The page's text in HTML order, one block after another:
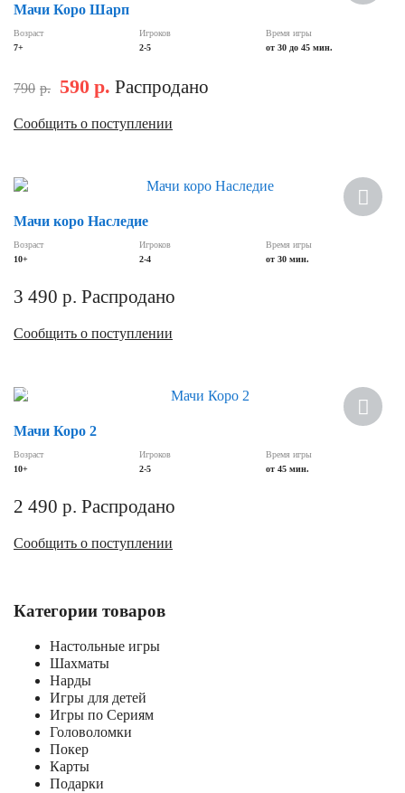
Мачи Коро Шарп
Возраст
7+
Игроков
2-5
Время игры
от 30 до 45 мин.
790 р. 590 р. Распродано
Сообщить о поступлении
Мачи коро Наследие
Возраст
10+
Игроков
2-4
Время игры
от 30 мин.
3 490 р. Распродано
Сообщить о поступлении
Хит
Мачи Коро 2
Возраст
10+
Игроков
2-5
Время игры
от 45 мин.
2 490 р. Распродано
Сообщить о поступлении
Категории товаров
Настольные игры
Шахматы
Нарды
Игры для детей
Игры по Сериям
Головоломки
Покер
Карты
Подарки